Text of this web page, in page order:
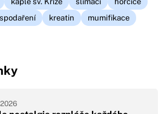
kreatin
mumifikace